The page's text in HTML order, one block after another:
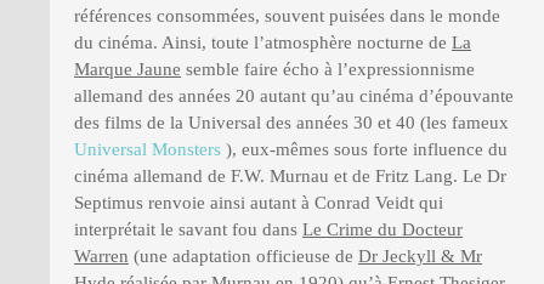
références consommées, souvent puisées dans le monde
du cinéma. Ainsi, toute l’atmosphère nocturne de La
Marque Jaune semble faire écho à l’expressionnisme
allemand des années 20 autant qu’au cinéma d’épouvante
des films de la Universal des années 30 et 40 (les fameux
Universal Monsters ), eux-mêmes sous forte influence du
cinéma allemand de F.W. Murnau et de Fritz Lang. Le Dr
Septimus renvoie ainsi autant à Conrad Veidt qui
interprétait le savant fou dans Le Crime du Docteur
Warren (une adaptation officieuse de Dr Jeckyll & Mr